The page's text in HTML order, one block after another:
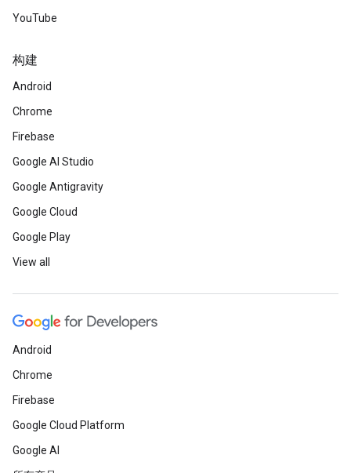
YouTube
构建
Android
Chrome
Firebase
Google AI Studio
Google Antigravity
Google Cloud
Google Play
View all
Android
Chrome
Firebase
Google Cloud Platform
Google AI